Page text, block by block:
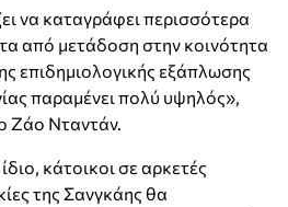
να καταγράφει περισσότερα
από μετάδοση στην κοινότητα
επιδημιολογικής εξάπλωσης
παραμένει πολύ υψηλός»,
Ζάο Νταντάν.
κάτοικοι σε αρκετές
της Σανγκάης θα